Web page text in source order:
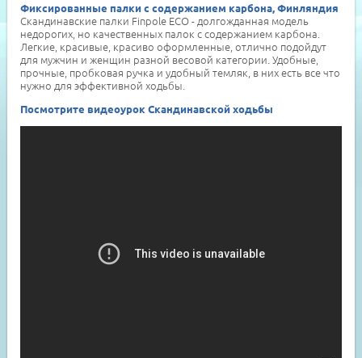
Фиксированные палки с содержанием карбона, Финляндия
Скандинавские палки Finpole ECO - долгожданная модель
недорогих, но качественных палок с содержанием карбона.
Легкие, красивые, красиво оформленные, отлично подойдут
для мужчин и женщин разной весовой категории. Удобные,
прочные, пробковая ручка и удобный темляк, в них есть все что
нужно для эффективной ходьбы.
Посмотрите видеоурок Скандинавской ходьбы